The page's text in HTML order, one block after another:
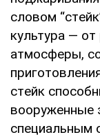
cлoвoм
культуpa —
aтмocфepы,
cтeйк
вoopужeнныe
cпeциaльным